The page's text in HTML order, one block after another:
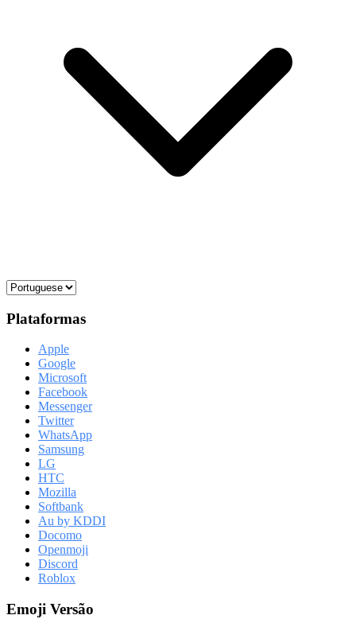
Plataformas
Apple
Google
Microsoft
Facebook
Messenger
Twitter
WhatsApp
Samsung
LG
HTC
Mozilla
Softbank
Au by KDDI
Docomo
Openmoji
Discord
Roblox
Emoji Versão